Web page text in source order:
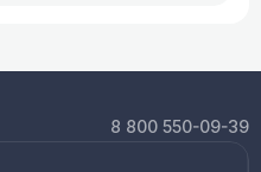
8 800 550-09-39